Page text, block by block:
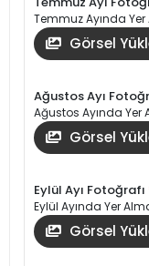
Temmuz Ayında
Görsel
Ağustos Ayı
Ağustos Ayında Yer
Görsel
Eylül Ayı Fotoğrafı
Eylül Ayında Yer
Görsel